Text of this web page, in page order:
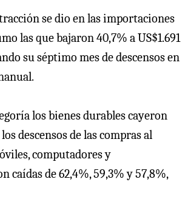
se dio en las importaciones
las que bajaron 40,7% a US$1.691
su séptimo mes de descensos en
los bienes durables cayeron
descensos de las compras al
computadores y
caídas de 62,4%, 59,3% y 57,8%,